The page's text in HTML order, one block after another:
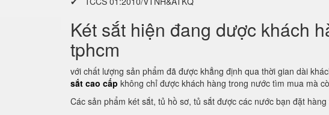
Két sắt hiện đang dược khách
tphcm
với chất lượng sản phẩm đã được khẳng định qua thời gian dài
sắt cao cấp không chỉ được khách hàng trong nước tìm mua mà
Các sản phẩm két sắt, tủ hồ sơ, tủ sắt được các nước bạn đặt